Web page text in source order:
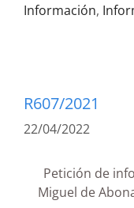
Información,
R607/2021
22/04/2022
Petición de
Miguel de